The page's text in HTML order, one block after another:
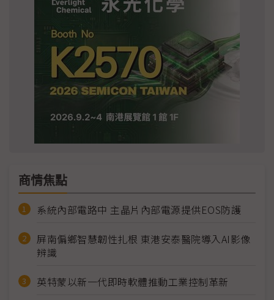
商情焦點
系統內部電路中 主晶片內部電源提供EOS防護
屏南偏鄉智慧韌性扎根 東港安泰醫院導入AI影像
辨識
英特蒙以新一代即時軟體推動工業控制革新